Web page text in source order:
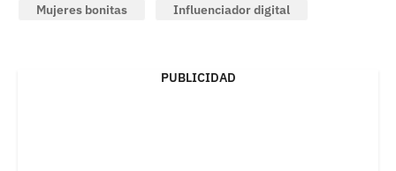
Mujeres bonitas Influenciador digital
PUBLICIDAD